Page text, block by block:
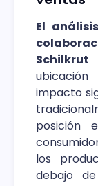
El
impacto
posición
los
debajo